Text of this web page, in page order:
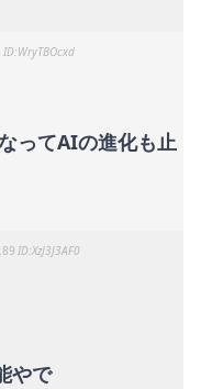
WryTBOcxd
ってAIの進化も止
XzJ3J3AF0
やで